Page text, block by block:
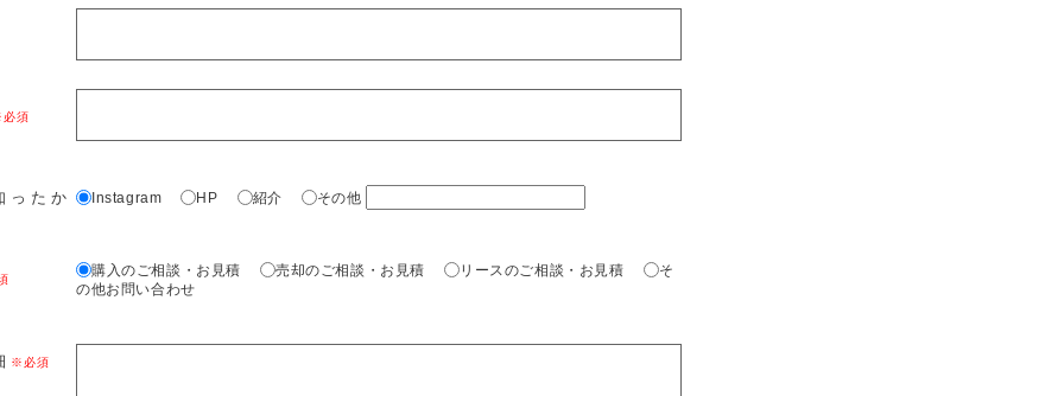
ったか Instagram HP 紹介 その他
購入のご相談・お見積 売却のご相談・お見積 リースのご相談・お見積
そ
の他お問い合わせ